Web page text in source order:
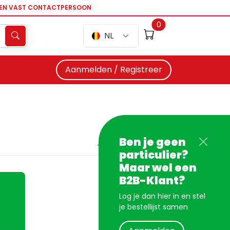
VAST CONTACTPERSOON
NL
0
Aanmelden / Registreer
Ben je geen
particulier?
Maar wel een
B2B-Klant?
Log je dan hier in en stel
je bestellijst samen